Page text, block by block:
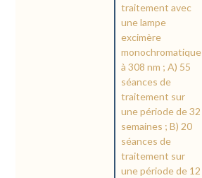
traitement avec
une lampe
excimère
monochromatique
à 308 nm ; A) 55
séances de
traitement sur
une période de 32
semaines ; B) 20
séances de
traitement sur
une période de 12